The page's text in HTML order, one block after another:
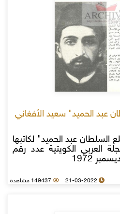
عبد الحميد" سعيد الأفغاني
عبد الحميد" لكاتبها
العربي الكويتية عدد رقم
21-03-2022 149437 مشاهدة